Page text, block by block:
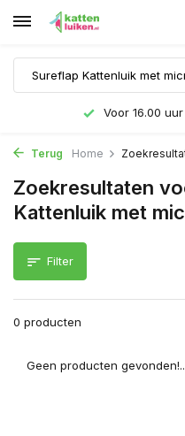
Voor 16.00
Terug Home
Zoekresultaten
Kattenluik met
Filter
0 producten
Geen producten